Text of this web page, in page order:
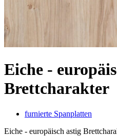
Eiche -
Brettcharakter
furnierte Spanplatten
Eiche - europäisch astig